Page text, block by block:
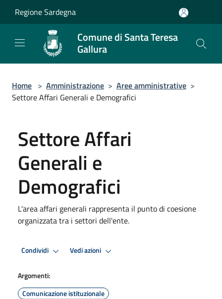
Regione Sardegna
Comune di Santa Teresa
Gallura
Home > Amministrazione > Aree amministrative >
Settore Affari Generali e Demografici
Settore Affari
Generali e
Demografici
L'area affari generali rappresenta il punto di coesione
organizzata tra i settori dell'ente.
Condividi Vedi azioni
Argomenti:
Comunicazione istituzionale